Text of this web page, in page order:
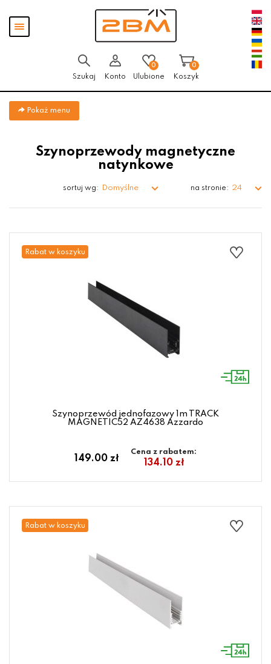
Pokaż
menu
Szukaj Konto
0
Ulubione
0
Koszyk
Pokaż menu
Szynoprzewody magnetyczne
natynkowe
sortuj wg: Domyślne na stronie: 24
Rabat w koszyku
Szynoprzewód jednofazowy 1m TRACK
MAGNETIC52 AZ4638 Azzardo
149.00 zł
Cena z rabatem:
134.10 zł
Rabat w koszyku